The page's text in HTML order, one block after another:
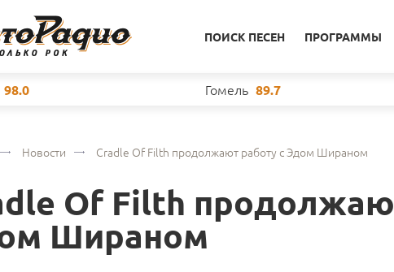
ПОИСК ПЕСЕН ПРОГРАММЫ
98.0 Гомель 89.7
Новости Cradle Of Filth продолжают работу с Эдом Шираном
Of Filth
Шираном